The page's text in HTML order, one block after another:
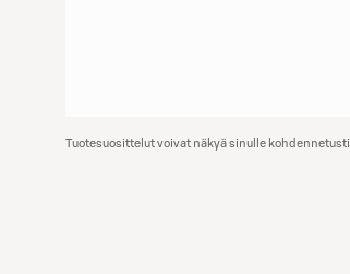
Tuotesuosittelut voivat näkyä sinulle kohdennetusti